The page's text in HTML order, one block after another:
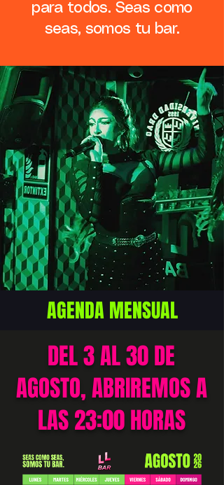
para todos. Seas como
seas, somos tu bar.
AGENDA MENSUAL
DEL 3 AL 30 DE
AGOSTO, ABRIREMOS A
LAS 23:00 HORAS